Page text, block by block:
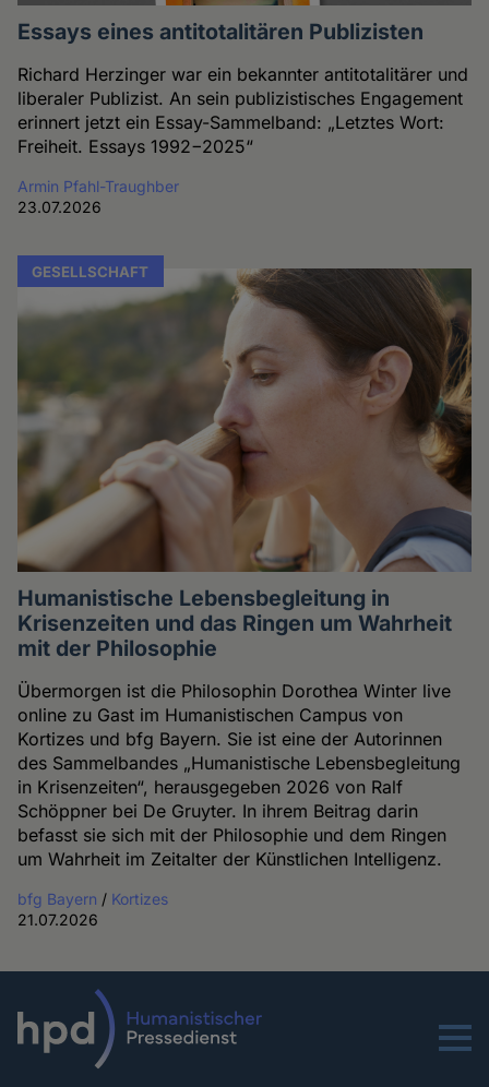
Essays eines antitotalitären Publizisten
Richard Herzinger war ein bekannter antitotalitärer und
liberaler Publizist. An sein publizistisches Engagement
erinnert jetzt ein Essay-Sammelband: „Letztes Wort:
Freiheit. Essays 1992−2025“
Armin Pfahl-Traughber
23.07.2026
GESELLSCHAFT
Humanistische Lebensbegleitung in
Krisenzeiten und das Ringen um Wahrheit
mit der Philosophie
Übermorgen ist die Philosophin Dorothea Winter live
online zu Gast im Humanistischen Campus von
Kortizes und bfg Bayern. Sie ist eine der Autorinnen
des Sammelbandes „Humanistische Lebensbegleitung
in Krisenzeiten“, herausgegeben 2026 von Ralf
Schöppner bei De Gruyter. In ihrem Beitrag darin
befasst sie sich mit der Philosophie und dem Ringen
um Wahrheit im Zeitalter der Künstlichen Intelligenz.
bfg Bayern / Kortizes
21.07.2026
Menu